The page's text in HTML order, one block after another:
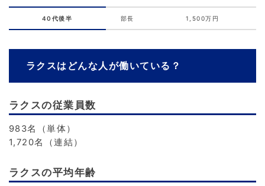
40代後半 部長 1,500万円
ラクスはどんな人が働いている？
ラクスの従業員数
983名（単体）
1,720名（連結）
ラクスの平均年齢